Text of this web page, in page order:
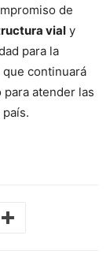
de
vial y
para la
continuará
atender las